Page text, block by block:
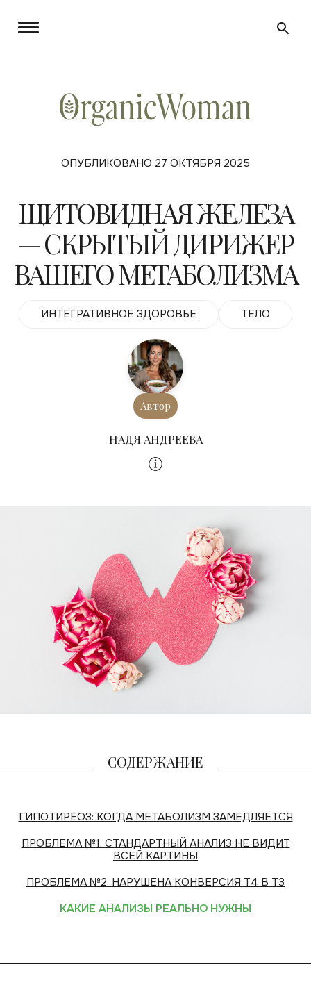
ОПУБЛИКОВАНО 27 ОКТЯБРЯ 2025
ЩИТОВИДНАЯ ЖЕЛЕЗА
— СКРЫТЫЙ ДИРИЖЕР
ВАШЕГО МЕТАБОЛИЗМА
ИНТЕГРАТИВНОЕ ЗДОРОВЬЕ ТЕЛО
Автор
НАДЯ АНДРЕЕВА
СОДЕРЖАНИЕ
ГИПОТИРЕОЗ: КОГДА МЕТАБОЛИЗМ ЗАМЕДЛЯЕТСЯ
ПРОБЛЕМА №1. СТАНДАРТНЫЙ АНАЛИЗ НЕ ВИДИТ
ВСЕЙ КАРТИНЫ
ПРОБЛЕМА №2. НАРУШЕНА КОНВЕРСИЯ T4 В T3
КАКИЕ АНАЛИЗЫ РЕАЛЬНО НУЖНЫ